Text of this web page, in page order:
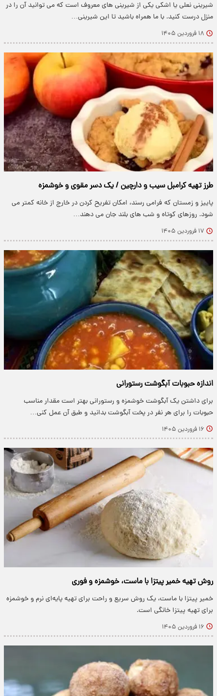
شیرینی نعلی یا اشکی یکی از شیرینی های معروف است که می توانید آن را در
منزل درست کنید. با ما همراه باشید تا این شیرینی…
۱۸ فروردین ۱۴۰۵
طرز تهیه کرامبل سیب و دارچین / یک دسر مقوی و خوشمزه
پاییز و زمستان که فرامی رسند، امکان تفریح کردن در خارج از خانه کمتر می
شود. روزهای کوتاه و شب های بلند جان می دهند…
۱۷ فروردین ۱۴۰۵
اندازه حبوبات آبگوشت رستورانی
برای داشتن یک آبگوشت خوشمزه و رستورانی بهتر است مقدار مناسب
حبوبات را برای هر نفر در پخت آبگوشت بدانید و طبق آن عمل کنی…
۱۶ فروردین ۱۴۰۵
روش تهیه خمیر پیتزا با ماست، خوشمزه و فوری
خمیر پیتزا با ماست، یک روش سریع و راحت برای تهیه پایه‌ای نرم و خوشمزه
برای تهیه پیتزا خانگی است.
۱۶ فروردین ۱۴۰۵